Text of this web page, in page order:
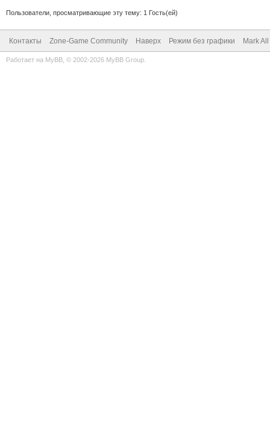
Пользователи, просматривающие эту тему: 1 Гость(ей)
Контакты Zone-Game Community Наверх Режим без графики Mark
Работает на MyBB , © 2002-2026 MyBB Group